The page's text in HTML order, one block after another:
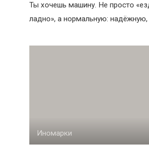
Ты хочешь машину. Не просто
ладно», а нормальную: надёжную,
Иномарки